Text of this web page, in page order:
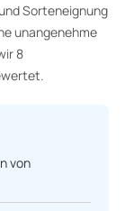
Sorteneignung
unangenehme
8
von